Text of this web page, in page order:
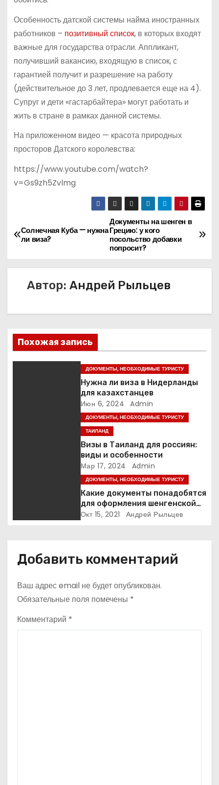
Особенность датской системы найма иностранных
работников – позитивный список, в которых входят
важные для государства отрасли. Аппликант,
получивший вакансию, входящую в список, с
гарантией получит и разрешение на работу
(действительное до 3 лет, продлевается еще на 4).
Супруг и дети «гастарбайтера» могут работать и
жить в стране в рамках данной системы.
На приложенном видео — красота природных
просторов Датского королевства:
https://www.youtube.com/watch?
v=Gs9zh5Zvlmg
Н
а
в
г
а
ц
я
Документы на шенген в
Грецию: у кого
посольство добавки
попросит?
Солнечная Куба — нужна
ли виза?
Автор: Андрей Рыльцев
Похожая запись
ДОКУМЕНТЫ, НЕОБХОДИМЫЕ ТУРИСТУ
Нужна ли виза в Нидерланды
для казахстанцев
Июн 6, 2024 Admin
ДОКУМЕНТЫ, НЕОБХОДИМЫЕ ТУРИСТУ
ТАИЛАНД
Визы в Таиланд для россиян:
виды и особенности
Мар 17, 2024 Admin
ДОКУМЕНТЫ, НЕОБХОДИМЫЕ ТУРИСТУ
Какие документы понадобятся
для оформления шенгенской
визы в Австрию?
Окт 15, 2021 Андрей Рыльцев
Добавить комментарий
Ваш адрес email не будет опубликован.
Обязательные поля помечены *
Комментарий *